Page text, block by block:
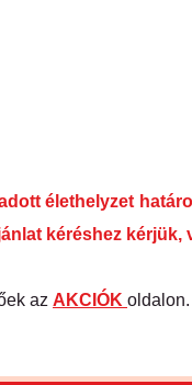
élethelyzet
kéréshez
az AKCIÓK oldalon.